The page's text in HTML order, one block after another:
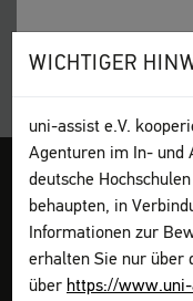
WICHTIGER
uni-assist e.V.
Agenturen im In- und
deutsche
behaupten, in
Informationen zur
erhalten Sie nur über
über https://
Impressum AGB